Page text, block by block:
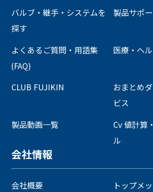
バルブ・継手・システムを
探す
製品サポ
よくあるご質問・用語集
(FAQ)
医療・ヘ
CLUB FUJIKIN
おまとめ
ビス
製品動画一覧
Cv 値計算
ル
会社情報
会社概要
トップメ